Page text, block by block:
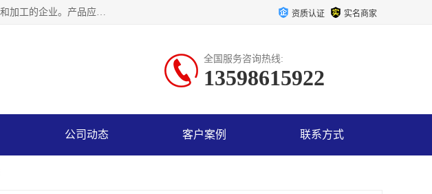
河南大林橡胶通信器材有限公司是一个专注于各种橡胶件、离合器及配件、泥浆泵及配件等产品设计制造和加工的企业。产品应用于矿山、冶金、石油、钢铁、化工、水泥、船舶、造纸、通用机械等各种大功率机械传动或制动装置。 资质认证 实名商家
全国服务咨询热线:
13598615922
公司动态 客户案例 联系方式